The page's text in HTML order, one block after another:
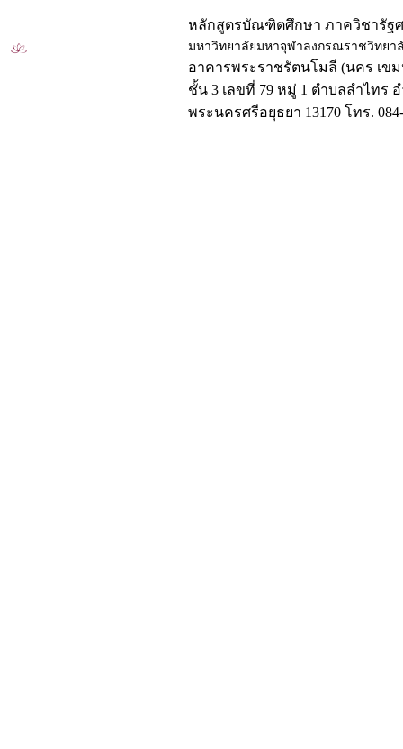
หลักสูตรบัณฑิตศึกษา ภาควิชารัฐ
มหาวิทยาลัยมหาจุฬาลงกรณราชวิทยา
อาคารพระราชรัตนโมลี (นคร เข
ชั้น 3 เลขที่ 79 หมู่ 1 ตำบลลำไทร
พระนครศรีอยุธยา 13170 โทร. 084-